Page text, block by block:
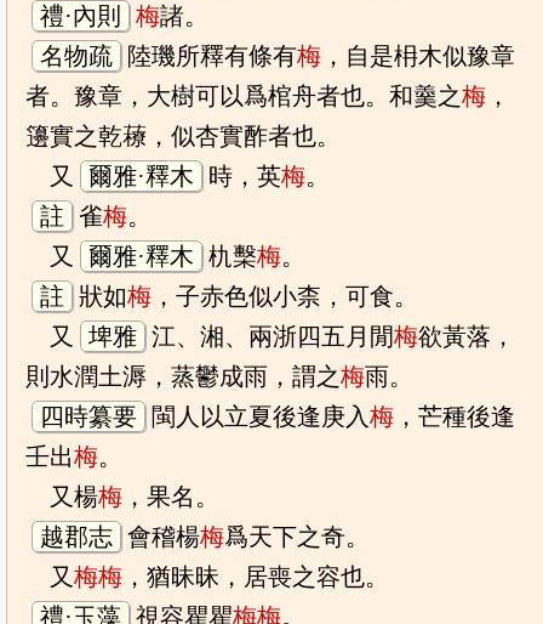
禮·內則
梅諸。
名物疏 陸璣所釋有條有梅 ，自是枏木似豫章
者。豫章，大樹可以爲棺舟者也。和羹之梅 ，
籩實之乾䕩，似杏實酢者也。
又
爾雅·釋木 時，英梅。
註 雀梅。
又
爾雅·釋木 朹檕梅。
註 狀如梅 ，子赤色似小柰，可食。
又
埤雅 江、湘、兩浙四五月閒梅欲黃落，
則水潤土溽，蒸鬱成雨，謂之梅雨。
四時纂要 閩人以立夏後逢庚入梅 ，芒種後逢
壬出梅。
又楊梅 ，果名。
越郡志 會稽楊梅爲天下之奇。
又梅梅 ，猶昧昧，居喪之容也。
禮·玉藻 視容瞿瞿梅梅。